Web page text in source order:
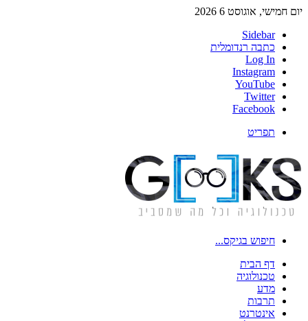
יום חמישי, אוגוסט 6 2026
Sidebar
כתבה רנדומלית
Log In
Instagram
YouTube
Twitter
Facebook
תפריט
חיפוש בגיקס...
דף הבית
טכנולוגיה
מדע
תרבות
אינטרנט